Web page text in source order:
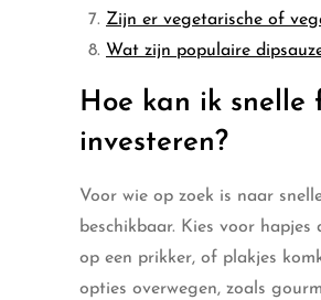
Zijn er vegetarische of
Wat zijn populaire
Hoe kan ik snelle
investeren?
Voor wie op zoek is naar
beschikbaar. Kies voor
op een prikker, of plakjes
opties overwegen, zoals